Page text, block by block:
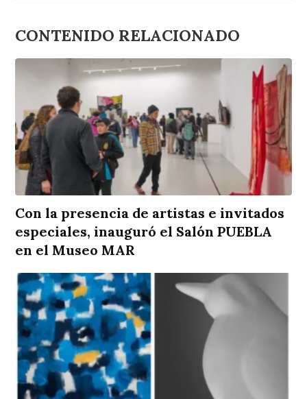
CONTENIDO RELACIONADO
Con la presencia de artistas e invitados
especiales, inauguró el Salón PUEBLA
en el Museo MAR